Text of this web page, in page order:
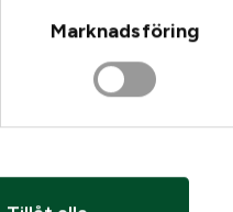
Marknadsföring